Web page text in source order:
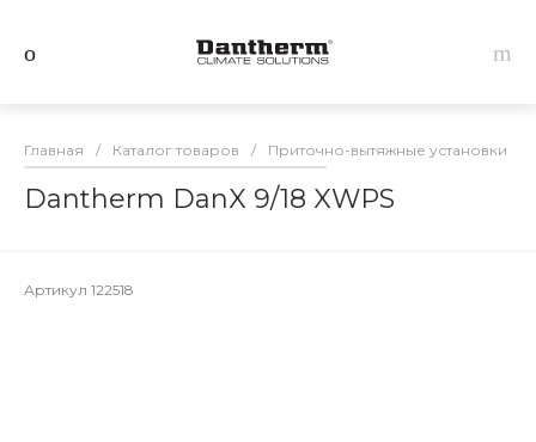
Главная / Каталог товаров / Приточно-вытяжные установки
Dantherm DanX 9/18 XWPS
Артикул 122518